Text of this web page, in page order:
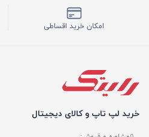
امکان خرید اقساطی
خرید لپ تاپ و کالای دیجیتال